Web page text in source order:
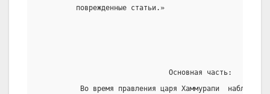
         поврежденные статьи.»
                               Основная часть:
Во время правления царя Хаммурапи